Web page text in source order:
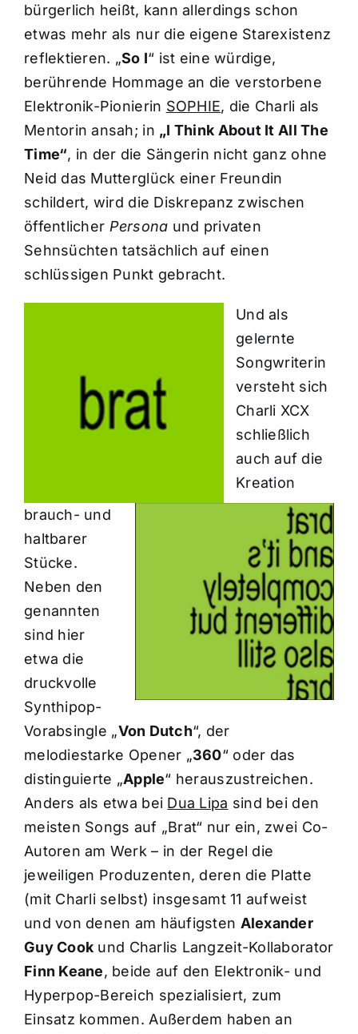
bürgerlich heißt, kann allerdings schon
etwas mehr als nur die eigene Starexistenz
reflektieren. „So I“ ist eine würdige,
berührende Hommage an die verstorbene
Elektronik-Pionierin SOPHIE, die Charli als
Mentorin ansah; in „I Think About It All The
Time“, in der die Sängerin nicht ganz ohne
Neid das Mutterglück einer Freundin
schildert, wird die Diskrepanz zwischen
öffentlicher Persona und privaten
Sehnsüchten tatsächlich auf einen
schlüssigen Punkt gebracht.
Und als
gelernte
Songwriterin
versteht sich
Charli XCX
schließlich
auch auf die
Kreation
brauch- und
haltbarer
Stücke.
Neben den
genannten
sind hier
etwa die
druckvolle
Synthipop-
Vorabsingle „Von Dutch“, der
melodiestarke Opener „360“ oder das
distinguierte „Apple“ herauszustreichen.
Anders als etwa bei Dua Lipa sind bei den
meisten Songs auf „Brat“ nur ein, zwei Co-
Autoren am Werk – in der Regel die
jeweiligen Produzenten, deren die Platte
(mit Charli selbst) insgesamt 11 aufweist
und von denen am häufigsten Alexander
Guy Cook und Charlis Langzeit-Kollaborator
Finn Keane, beide auf den Elektronik- und
Hyperpop-Bereich spezialisiert, zum
Einsatz kommen. Außerdem haben an